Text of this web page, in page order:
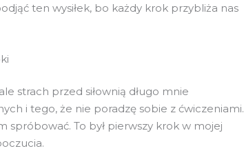
ten wysiłek, bo każdy krok przybliża nas
strach przed siłownią długo mnie
i tego, że nie poradzę sobie z ćwiczeniami.
spróbować. To był pierwszy krok w mojej